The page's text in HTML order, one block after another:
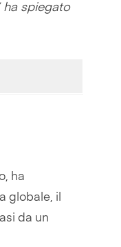
ha spiegato
ha
globale, il
da un